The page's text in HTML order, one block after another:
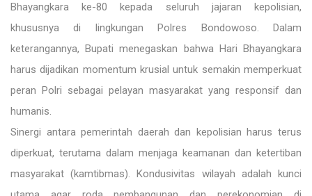
Bhayangkara ke-80 kepada seluruh jajaran kepolisian,
khususnya di lingkungan Polres Bondowoso. Dalam
keterangannya, Bupati menegaskan bahwa Hari Bhayangkara
harus dijadikan momentum krusial untuk semakin memperkuat
peran Polri sebagai pelayan masyarakat yang responsif dan
humanis.
Sinergi antara pemerintah daerah dan kepolisian harus terus
diperkuat, terutama dalam menjaga keamanan dan ketertiban
masyarakat (kamtibmas). Kondusivitas wilayah adalah kunci